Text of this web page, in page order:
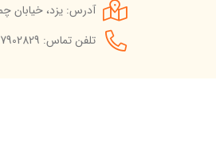
آدرس: یزد، خیابان
تلفن تماس: 09207902829